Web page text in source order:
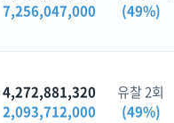
7,256,047,000
(49%)
4,272,881,320
2,093,712,000
유찰 2회
(49%)